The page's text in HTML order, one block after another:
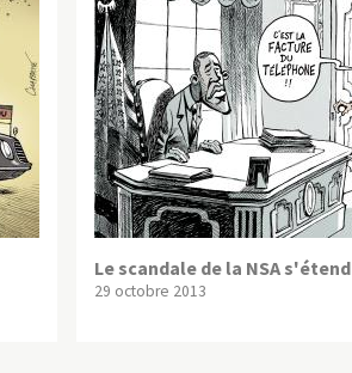
Le scandale de la NSA s'étend
29 octobre 2013